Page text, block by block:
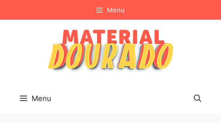
para
Menu
Menu